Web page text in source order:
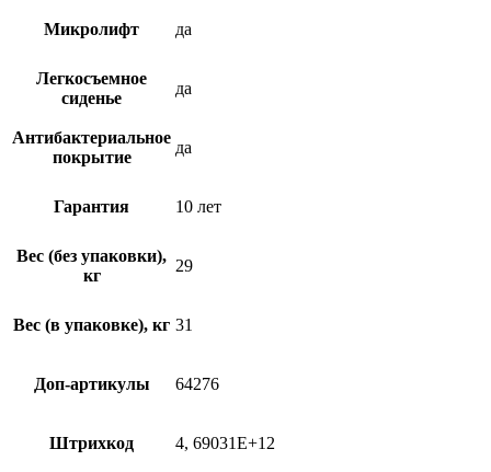
Микролифт да
Легкосъемное
сиденье
да
Антибактериальное
покрытие
да
Гарантия 10 лет
Вес (без упаковки),
кг
29
Вес (в упаковке), кг 31
Доп-артикулы 64276
Штрихкод 4, 69031E+12